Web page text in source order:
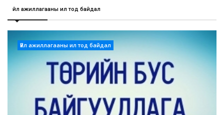
Үйл ажиллагааны ил тод байдал
Үйл ажиллагааны ил тод байдал